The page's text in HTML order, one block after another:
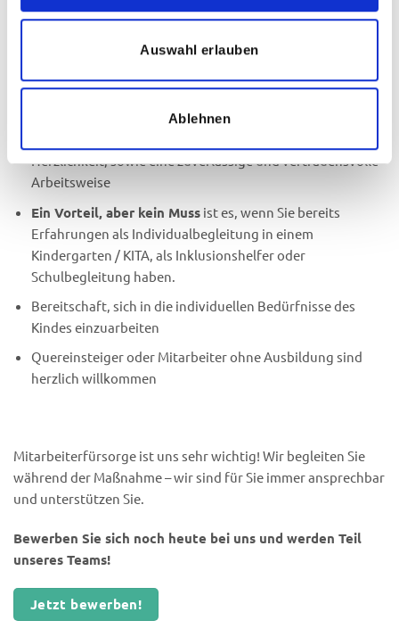
Auswahl erlauben
Ablehnen
Rücksprache mit unseren Koordinatoren, sowie
Ausgeprägtes Verantwortungsbewusstsein und
Herzlichkeit, sowie eine zuverlässige und vertrauensvolle
Arbeitsweise
Ein Vorteil, aber kein Mussist es, wenn Sie bereits
Erfahrungen als Individualbegleitung in einem
Kindergarten / KITA, als Inklusionshelfer oder
Schulbegleitung haben.
Bereitschaft, sich in die individuellen Bedürfnisse des
Kindes einzuarbeiten
Quereinsteiger oder Mitarbeiter ohne Ausbildung sind
herzlich willkommen
Mitarbeiterfürsorge ist uns sehr wichtig! Wir begleiten Sie
während der Maßnahme – wir sind für Sie immer ansprechbar
und unterstützen Sie.
Bewerben Sie sich noch heute bei uns und werden Teil
unseres Teams!
Jetzt bewerben!